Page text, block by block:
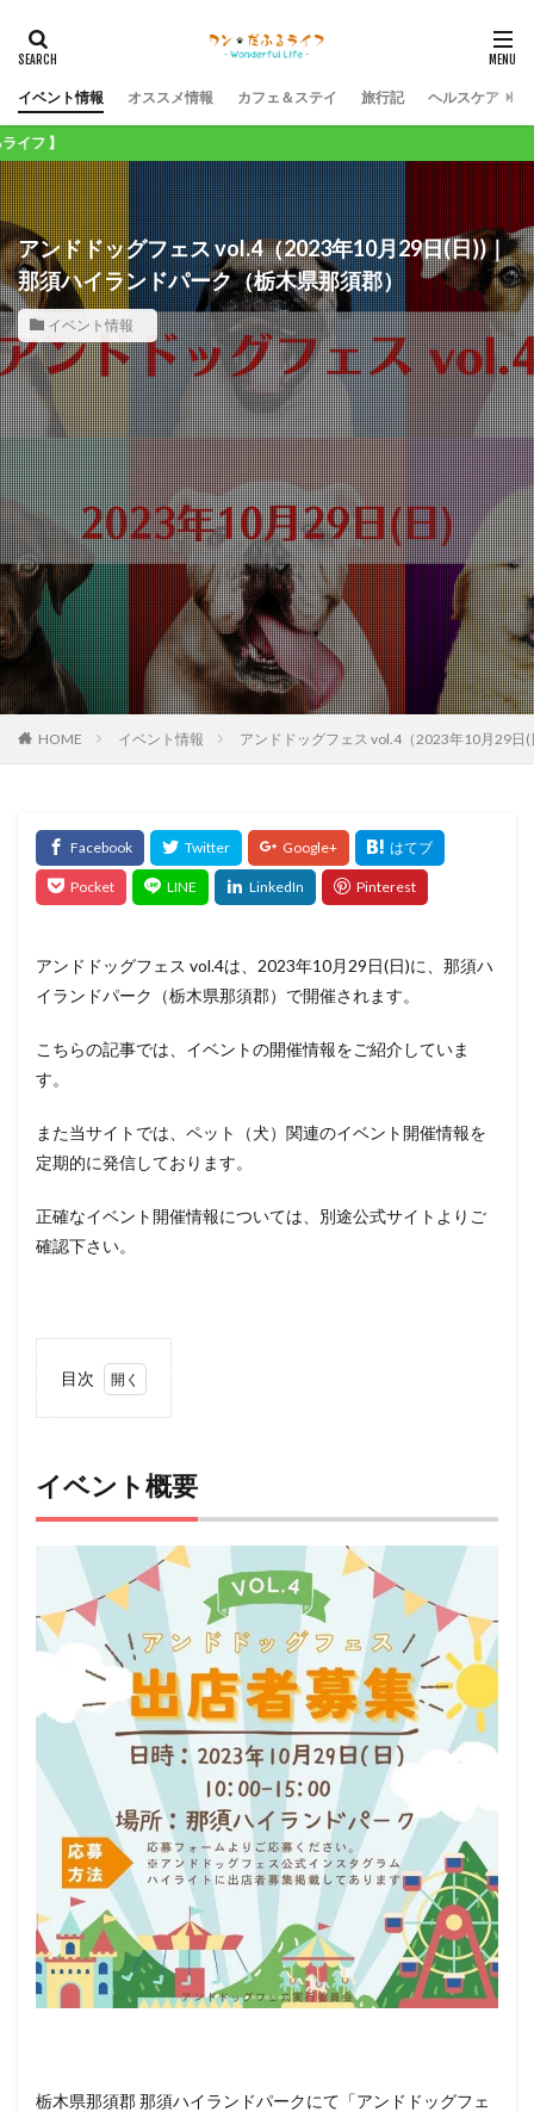
イベント情報 オススメ情報 カフェ＆ステイ 旅行記 ヘルスケア
アンドドッグフェス vol.4（2023年10月29日(日))｜
那須ハイランドパーク（栃木県那須郡）
イベント情報
HOME イベント情報 アンドドッグフェス vol.4（2023年10月29
アンドドッグフェス vol.4は、2023年10月29日(日)に、那須ハ
イランドパーク（栃木県那須郡）で開催されます。
こちらの記事では、イベントの開催情報をご紹介していま
す。
また当サイトでは、ペット（犬）関連のイベント開催情報を
定期的に発信しております。
正確なイベント開催情報については、別途公式サイトよりご
確認下さい。
目次
概要
セス
ペッ
ト
猫）
と行
ける
イベ
ント
情報
イベント概要
栃木県那須郡 那須ハイランドパークにて「アンドドッグフェ